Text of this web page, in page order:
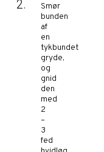
Smør
bunden
af
en
tykbundet
gryde,
og
gnid
den
med
2
–
3
fed